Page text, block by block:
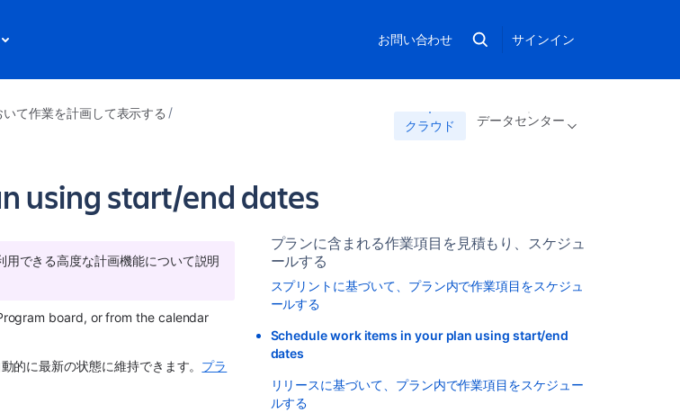
お問い合わせ サインイン
て作業を計画して表示する
クラウド データセンター
using start/end dates
できる高度な計画機能について説明
board, or from the calendar
的に最新の状態に維持できます。 プラ
プランに含まれる作業項目を見積もり、スケジュ
ールする
スプリントに基づいて、プラン内で作業項目をスケジュ
ールする
Schedule work items in your plan using start/end
dates
リリースに基づいて、プラン内で作業項目をスケジュー
ルする